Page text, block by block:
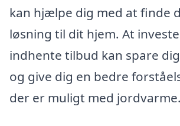
kan hjælpe dig med at finde
løsning til dit hjem. At
indhente tilbud kan spare
og give dig en bedre
der er muligt med jordvarme.